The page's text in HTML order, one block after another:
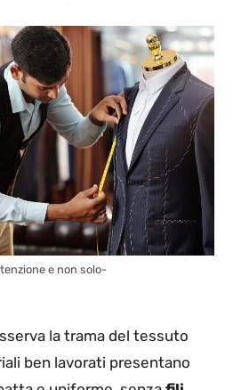
e non solo-
la trama del tessuto
ben lavorati presentano